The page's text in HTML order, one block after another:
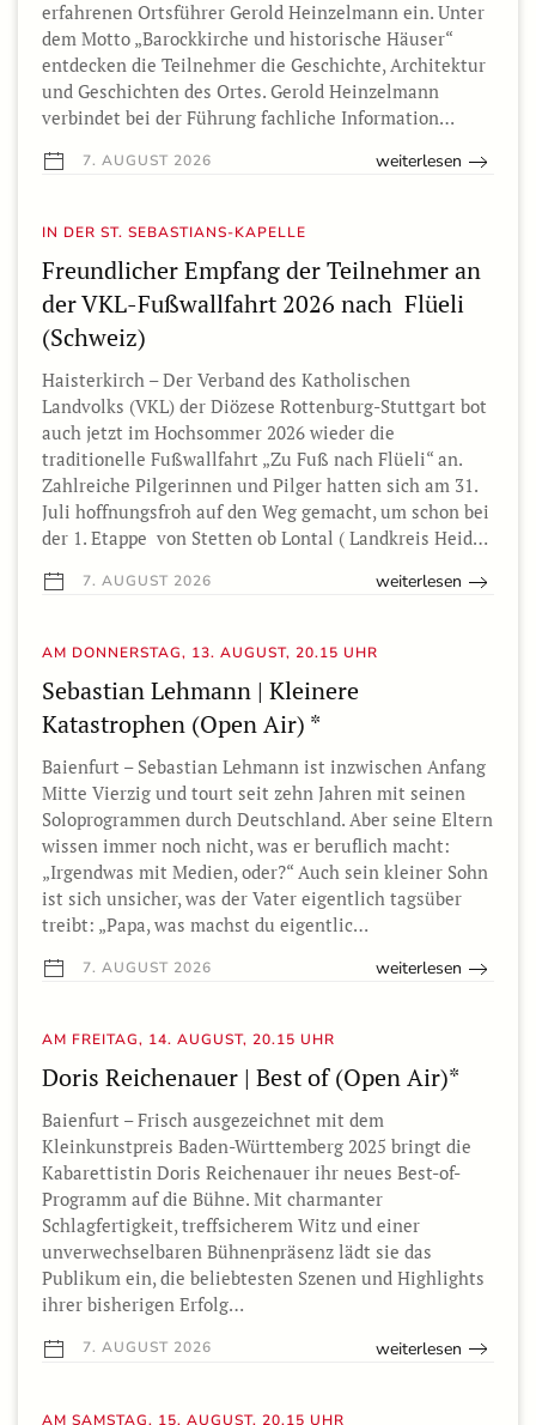
erfahrenen Ortsführer Gerold Heinzelmann ein. Unter
dem Motto „Barockkirche und historische Häuser“
entdecken die Teilnehmer die Geschichte, Architektur
und Geschichten des Ortes. Gerold Heinzelmann
verbindet bei der Führung fachliche Information…
7. AUGUST 2026 weiterlesen
IN DER ST. SEBASTIANS-KAPELLE
Freundlicher Empfang der Teilnehmer an
der VKL-Fußwallfahrt 2026 nach Flüeli
(Schweiz)
Haisterkirch – Der Verband des Katholischen
Landvolks (VKL) der Diözese Rottenburg-Stuttgart bot
auch jetzt im Hochsommer 2026 wieder die
traditionelle Fußwallfahrt „Zu Fuß nach Flüeli“ an.
Zahlreiche Pilgerinnen und Pilger hatten sich am 31.
Juli hoffnungsfroh auf den Weg gemacht, um schon bei
der 1. Etappe von Stetten ob Lontal ( Landkreis Heid…
7. AUGUST 2026 weiterlesen
AM DONNERSTAG, 13. AUGUST, 20.15 UHR
Sebastian Lehmann | Kleinere
Katastrophen (Open Air) *
Baienfurt – Sebastian Lehmann ist inzwischen Anfang
Mitte Vierzig und tourt seit zehn Jahren mit seinen
Soloprogrammen durch Deutschland. Aber seine Eltern
wissen immer noch nicht, was er beruflich macht:
„Irgendwas mit Medien, oder?“ Auch sein kleiner Sohn
ist sich unsicher, was der Vater eigentlich tagsüber
treibt: „Papa, was machst du eigentlic…
7. AUGUST 2026 weiterlesen
AM FREITAG, 14. AUGUST, 20.15 UHR
Doris Reichenauer | Best of (Open Air)*
Baienfurt – Frisch ausgezeichnet mit dem
Kleinkunstpreis Baden-Württemberg 2025 bringt die
Kabarettistin Doris Reichenauer ihr neues Best-of-
Programm auf die Bühne. Mit charmanter
Schlagfertigkeit, treffsicherem Witz und einer
unverwechselbaren Bühnenpräsenz lädt sie das
Publikum ein, die beliebtesten Szenen und Highlights
ihrer bisherigen Erfolg…
7. AUGUST 2026 weiterlesen
AM SAMSTAG, 15. AUGUST, 20.15 UHR